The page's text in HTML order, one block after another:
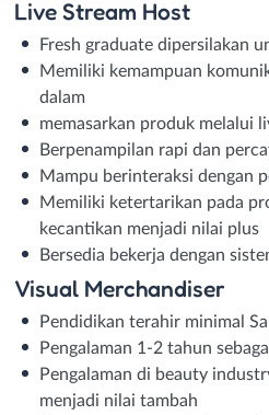
Live Stream Host
Fresh graduate dipersilakan
Memiliki kemampuan
dalam
memasarkan produk melalui
Berpenampilan rapi dan
Mampu berinteraksi dengan
Memiliki ketertarikan pada
kecantikan menjadi nilai plus
Bersedia bekerja dengan
Visual Merchandiser
Pendidikan terahir minimal
Pengalaman 1-2 tahun
Pengalaman di beauty
menjadi nilai tambah